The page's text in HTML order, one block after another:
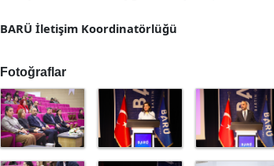
BARÜ İletişim Koordinatörlüğü
Fotoğraflar